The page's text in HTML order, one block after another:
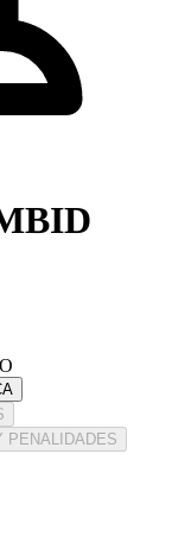
PENALIDADES